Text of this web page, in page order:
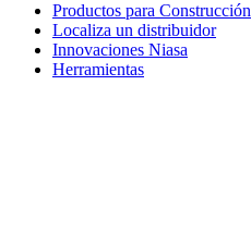
Productos para Construcción
Localiza un distribuidor
Innovaciones Niasa
Herramientas